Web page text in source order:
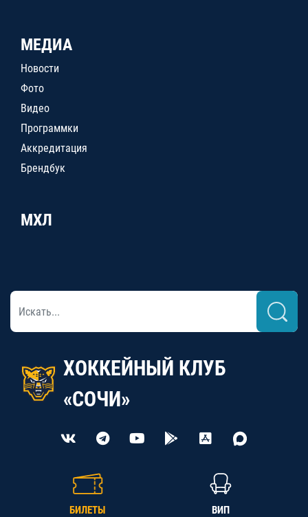
МЕДИА
Новости
Фото
Видео
Программки
Аккредитация
Брендбук
МХЛ
ХОККЕЙНЫЙ КЛУБ
«СОЧИ»
БИЛЕТЫ ВИП